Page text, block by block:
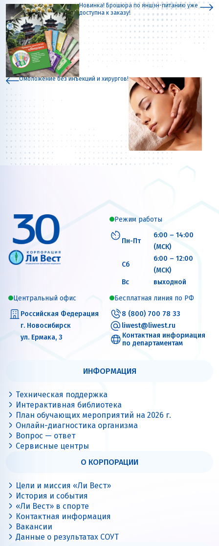
Омоложение без инъекций и хирургов!
Новинка! Брошюра по яншэн-питанию уже
доступна к заказу!
Режим работы
Пн-Пт
6:00 – 14:00
(МСК)
Сб
6:00 – 12:00
(МСК)
Вс
выходной
Центральный офис
Российская Федерация
г. Новосибирск
ул. Ермака, 3
Бесплатная линия по РФ
8 (800) 700 78 33
liwest@liwest.ru
Контактная информация
по департаментам
ИНФОРМАЦИЯ
Техническая поддержка
Интерактивная библиотека
План обучающих мероприятий на 2026 г.
Онлайн-диагностика организма
Вопрос — ответ
Сервисные центры
О КОРПОРАЦИИ
Цели и миссия «Ли Вест»
История и события
«Ли Вест» в спорте
Контактная информация
Вакансии
Данные о результатах СОУТ